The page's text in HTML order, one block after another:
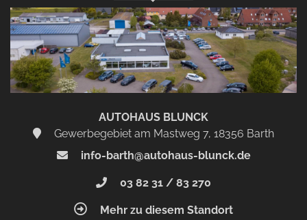
Zustimmen
und
aktivieren
AUTOHAUS BLUNCK
Gewerbegebiet am Mastweg 7, 18356 Barth
info-barth@autohaus-blunck.de
03 82 31 / 83 270
Mehr zu diesem Standort